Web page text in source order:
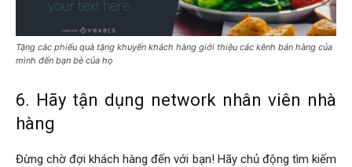
Tặng các phiếu quà tặng khuyến khách hàng giới thiệu các kênh bán hàng của
mình đến bạn bè của họ
6. Hãy tận dụng network nhân viên nhà
hàng
Đừng chờ đợi khách hàng đến với bạn! Hãy chủ động tìm kiếm